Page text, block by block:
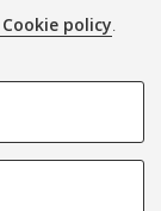
policy.
della
comportamento